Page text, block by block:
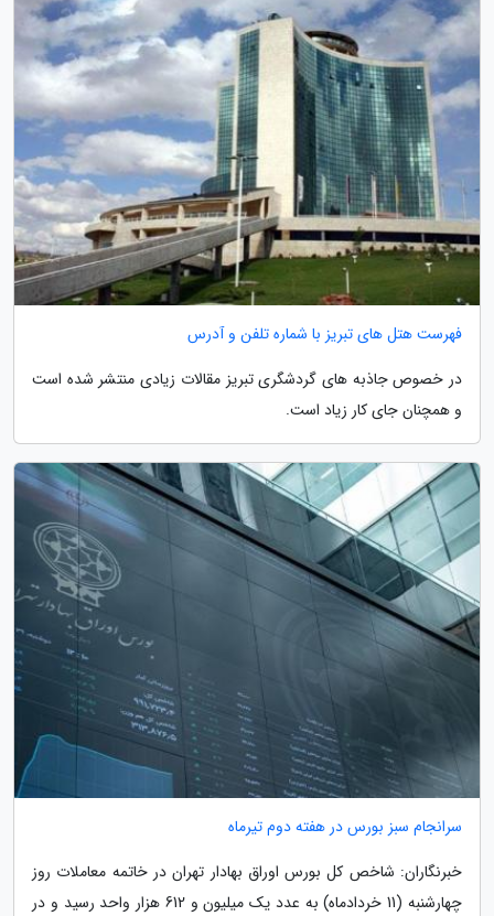
فهرست هتل های تبریز با شماره تلفن و آدرس
در خصوص جاذبه های گردشگری تبریز مقالات زیادی منتشر شده است
و همچنان جای کار زیاد است.
سرانجام سبز بورس در هفته دوم تیرماه
خبرنگاران: شاخص کل بورس اوراق بهادار تهران در خاتمه معاملات روز
چهارشنبه (11 خردادماه) به عدد یک میلیون و 612 هزار واحد رسید و در